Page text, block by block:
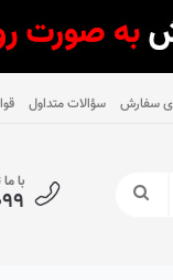
سفارش سؤالات متداول
با